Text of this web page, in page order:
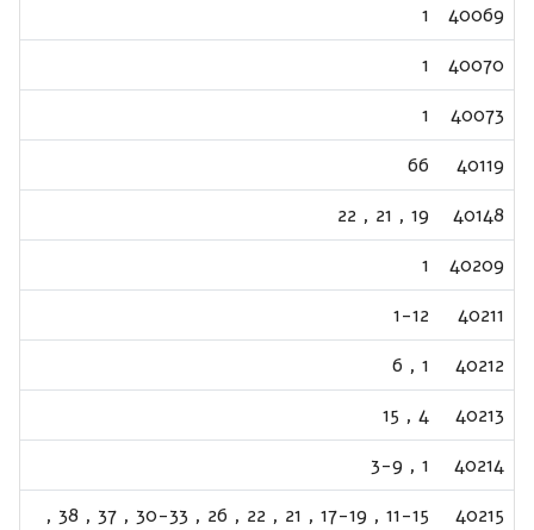
40069
1
40070
1
40073
1
40119
66
40148
19
,
21
,
22
40209
1
40211
1-12
40212
1
,
6
40213
4
,
15
40214
1
,
3-9
40215
11-15
,
17-19
,
21
,
22
,
26
,
30-33
,
37
,
38
,